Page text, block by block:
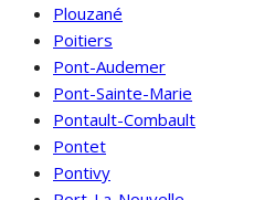
Plouzané
Poitiers
Pont-Audemer
Pont-Sainte-Marie
Pontault-Combault
Pontet
Pontivy